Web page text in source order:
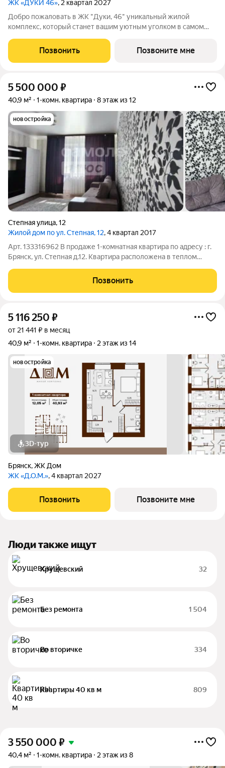
ЖК «ДУКИ 46», 2 квартал 2027
Добро пожаловать в ЖК "Дуки, 46" уникальный жилой
комплекс, который станет вашим уютным уголком в самом
комфорт-класса со встроенными торгово-офисными
помещениями и своей автономной котельной от
Позвонить Позвоните мне
5 500 000 ₽
40,9 м² 1-комн. квартира 8 этаж из 12
новостройка
Степная улица,12
Жилой дом по ул. Степная, 12, 4 квартал 2017
Арт. 133316962 В продаже 1-комнатная квартира по адресу : г.
Брянск, ул. Степная д.12. Квартира расположена в теплом
площадь 40,9 кв.м, кухня 9,7 кв.м, комната 21,41 кв.м. О
квартире: Дом
Позвонить
5 116 250 ₽
от 21 441 ₽ в месяц
40,9 м²
1-комн. квартира 2 этаж из 14
новостройка
3D-тур
Брянск,ЖК Дом
ЖК «Д.О.М.», 4 квартал 2027
Позвонить Позвоните мне
Люди также ищут
Хрущевский 32
Без ремонта 1 504
Во вторичке 334
Квартиры 40 кв м 809
3 550 000 ₽
40,4 м² 1-комн. квартира 2 этаж из 8